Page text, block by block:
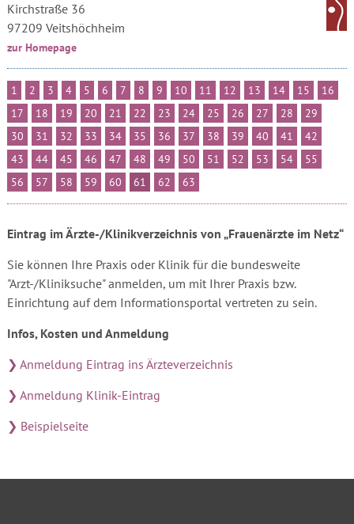
Kirchstraße 36
97209 Veitshöchheim
zur Homepage
1 2 3 4 5 6 7 8 9 10 11 12 13 14 15
16
17
18 19 20 21 22 23 24 25 26 27 28
29
30
31 32 33 34 35 36 37 38 39 40 41
42
43
44 45 46 47 48 49 50 51 52 53 54
55
56
57 58 59 60 61 62 63
Eintrag im Ärzte-/Klinikverzeichnis von „Frauenärzte im Netz“
Sie können Ihre Praxis oder Klinik für die bundesweite
"Arzt-/Kliniksuche" anmelden, um mit Ihrer Praxis bzw.
Einrichtung auf dem Informationsportal vertreten zu sein.
Infos, Kosten und Anmeldung
❯ Anmeldung Eintrag ins Ärzteverzeichnis
❯ Anmeldung Klinik-Eintrag
❯ Beispielseite